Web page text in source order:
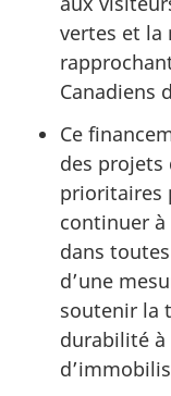
vertes et la
Canadiens
Ce
des
prioritaires
continuer à
dans
d’une
soutenir la
durabilité